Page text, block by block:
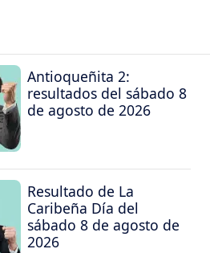
Antioqueñita 2:
resultados del sábado 8
de agosto de 2026
Resultado de La
Caribeña Día del
sábado 8 de agosto de
2026